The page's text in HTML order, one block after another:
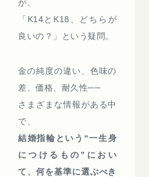
が、
「K14とK18、どちらが
良いの？」という疑問。
金の純度の違い、色味の
差、価格、耐久性──
さまざまな情報がある中
で、
結婚指輪という“一生身
につけるもの”におい
て、何を基準に選ぶべき